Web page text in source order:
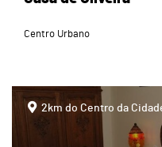
Centro Urbano
page
2km do Centro da